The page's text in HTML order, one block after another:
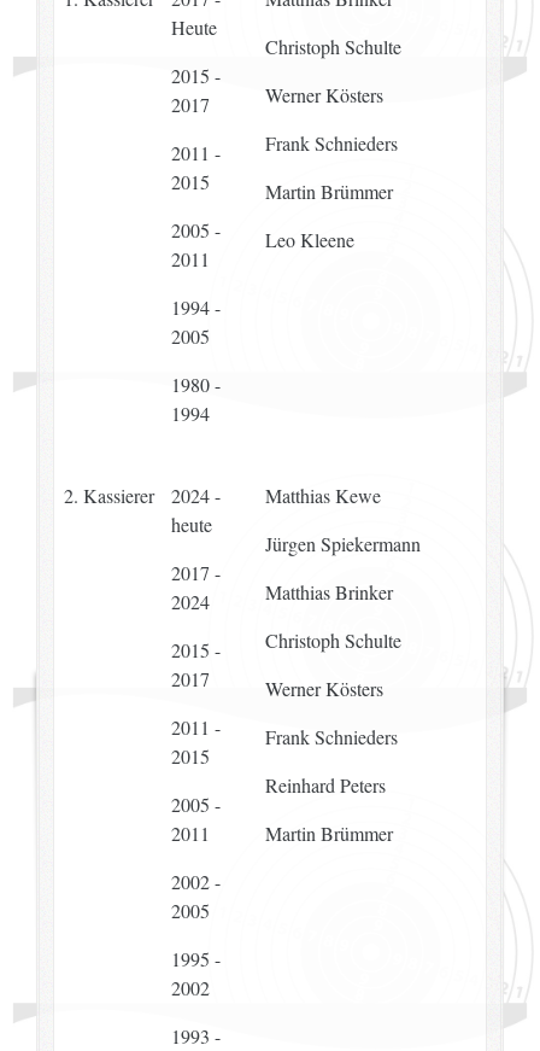
Heute
2015 -
2017
2011 -
2015
2005 -
2011
1994 -
2005
1980 -
1994
Christoph Schulte
Werner Kösters
Frank Schnieders
Martin Brümmer
Leo Kleene
2. Kassierer
2024 -
heute
2017 -
2024
2015 -
2017
2011 -
2015
2005 -
2011
2002 -
2005
1995 -
2002
1993 -
Matthias Kewe
Jürgen Spiekermann
Matthias Brinker
Christoph Schulte
Werner Kösters
Frank Schnieders
Reinhard Peters
Martin Brümmer